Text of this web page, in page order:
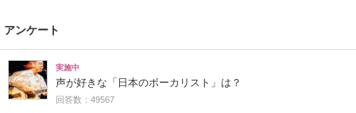
アンケート
実施中
声が好きな「日本のボーカリスト」は？
回答数：49567